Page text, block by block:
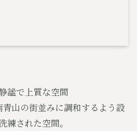
謐で上質な空間
山の街並みに調和するよう設
練された空間。